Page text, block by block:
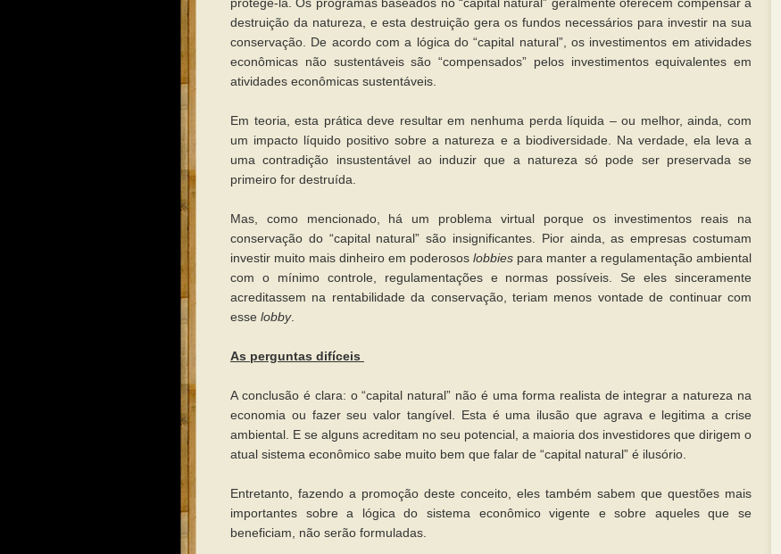
destruição da natureza, e esta destruição gera os fundos necessários para investir na sua
conservação. De acordo com a lógica do “capital natural”, os investimentos em atividades
econômicas não sustentáveis são “compensados” pelos investimentos equivalentes em
atividades econômicas sustentáveis.
Em teoria, esta prática deve resultar em nenhuma perda líquida – ou melhor, ainda, com
um impacto líquido positivo sobre a natureza e a biodiversidade. Na verdade, ela leva a
uma contradição insustentável ao induzir que a natureza só pode ser preservada se
primeiro for destruída.
Mas, como mencionado, há um problema virtual porque os investimentos reais na
conservação do “capital natural” são insignificantes. Pior ainda, as empresas costumam
investir muito mais dinheiro em poderosos lobbies para manter a regulamentação ambiental
com o mínimo controle, regulamentações e normas possíveis. Se eles sinceramente
acreditassem na rentabilidade da conservação, teriam menos vontade de continuar com
esse lobby.
As perguntas difíceis
A conclusão é clara: o “capital natural” não é uma forma realista de integrar a natureza na
economia ou fazer seu valor tangível. Esta é uma ilusão que agrava e legitima a crise
ambiental. E se alguns acreditam no seu potencial, a maioria dos investidores que dirigem o
atual sistema econômico sabe muito bem que falar de “capital natural” é ilusório.
Entretanto, fazendo a promoção deste conceito, eles também sabem que questões mais
importantes sobre a lógica do sistema econômico vigente e sobre aqueles que se
beneficiam, não serão formuladas.